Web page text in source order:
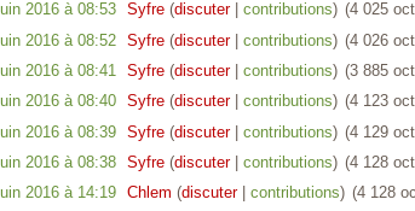
2016 à 08:53‎ Syfre (discuter| contributions) ‎(4 025
2016 à 08:52‎ Syfre (discuter| contributions) ‎(4 026
2016 à 08:41‎ Syfre (discuter| contributions) ‎(3 885
2016 à 08:40‎ Syfre (discuter| contributions) ‎(4 123
2016 à 08:39‎ Syfre (discuter| contributions) ‎(4 129
2016 à 08:38‎ Syfre (discuter| contributions) ‎(4 128
2016 à 14:19‎ Chlem (discuter| contributions) ‎(4 128